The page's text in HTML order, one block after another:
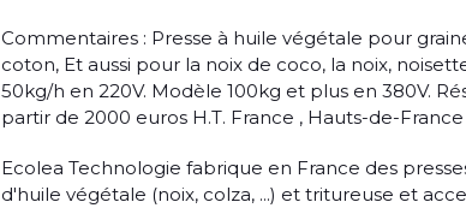
Commentaires : Presse à huile végétale pour
coton, Et aussi pour la noix de coco, la noix,
50kg/h en 220V. Modèle 100kg et plus en 380V.
partir de 2000 euros H.T. France , Hauts-de-France
Ecolea Technologie fabrique en France des
d'huile végétale (noix, colza, ...) et tritureuse et